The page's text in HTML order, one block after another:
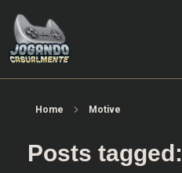
Home Motive
Posts